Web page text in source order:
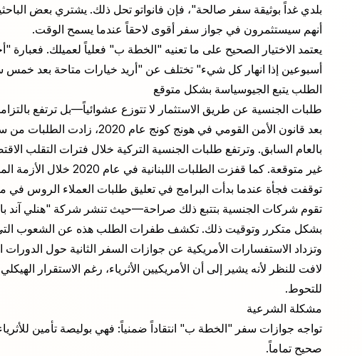
بلدي غداً بوثيقة سفر صالحة"، فإن فانواتو تحل ذلك. يشتري بعض
أنهم سيستثمرون في جواز سفر أقوى لاحقاً عندما يسمح الوقت.
يعتمد الاختيار الصحيح على ما تعنيه "الخطة ب" فعلياً لعميلك.
أسبوعين إذا انهار كل شيء" تختلف عن "أريد خيارات متاحة بعد خمس
الطلب يتبع الجيوسياسة بشكل متوقع
طلبات الجنسية عن طريق الاستثمار لا تتوزع عشوائياً—بل ترتفع
بالعام السابق. وترتفع طلبات الجنسية التركية خلال فترات التقلب
توقفت فجأة عندما بدأت البرامج في تعليق طلبات العملاء الروس في مارس
تقوم شركات الجنسية بتتبع ذلك صراحة—حيث تنشر شركة "هنلي آند
بشكل متكرر وتوقيت ذلك. تكشف طفرات الطلب هذه عن الشعوب
وتزداد الاستفسارات الأمريكية عن جوازات السفر الثانية حول
لافت للنظر لأنه يشير إلى أن الأمريكيين الأثرياء، رغم الاستقرار
للتحوط.
مشكلة الشرعية
تواجه جوازات سفر "الخطة ب" انتقاداً ضمنياً: فهي بوليصة تأمين
صحيح تماماً.